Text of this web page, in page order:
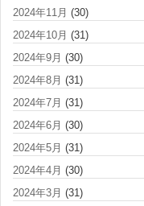
2024年11月 (30)
2024年10月 (31)
2024年9月 (30)
2024年8月 (31)
2024年7月 (31)
2024年6月 (30)
2024年5月 (31)
2024年4月 (30)
2024年3月 (31)